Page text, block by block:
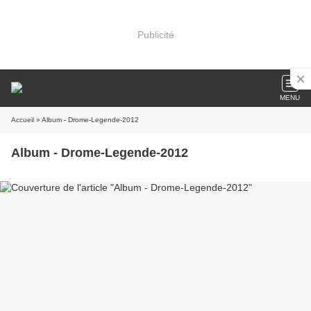
Publicité
MENU
Accueil » Album - Drome-Legende-2012
Album - Drome-Legende-2012